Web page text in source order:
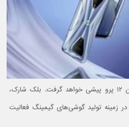
گوشی جدید بلک شارک از آیفون ۱۲ پرو پیشی خواهد گرفت. بلک شارک،
زمینه تولید گوشی‌های گیمینگ فعالیت